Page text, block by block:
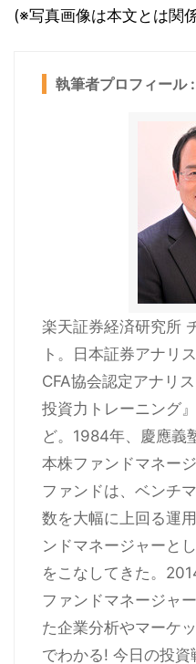
(※写真画像は本文とは関
執筆者プロフィール
楽天証券経済研究所
ト。日本証券アナリ
CFA協会認定アナリ
投資力トレーニング
ど。1984年、慶應義
本株ファンドマネー
ファンドは、ベンチ
数を大幅に上回る運
ンドマネージャーと
をこなしてきた。
ファンドマネージャ
た企業分析やマーケ
でわかる! 今日の投